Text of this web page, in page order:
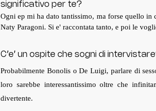
significativo per te?
Ogni ep mi ha dato tantissimo, ma forse quello
Naty Paragoni. Si e' raccontata tanto, e poi le
C’e’ un ospite che sogni di
Probabilmente Bonolis o De Luigi, parlare di
loro sarebbe interessantissimo oltre che
divertente.